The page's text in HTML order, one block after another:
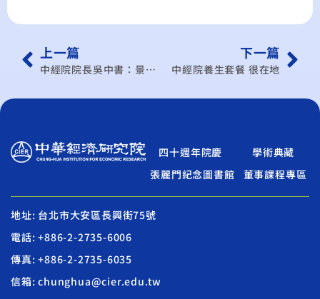
上一篇
中經院院長吳中書：景氣收縮期將長達1年
下一篇
中經院養生套餐 很在地
四十週年院慶
學術典藏
張麗門紀念圖書館
董事課程專區
地址: 台北市大安區長興街75號
電話: +886-2-2735-6006
傳真: +886-2-2735-6035
信箱: chunghua@cier.edu.tw